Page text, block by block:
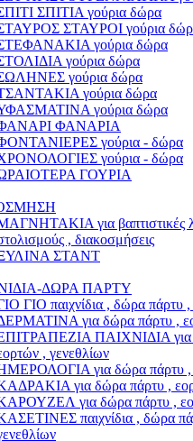
ΣΠΙΤΙΑ γούρια δώρα
ΣΤΑΥΡΟΙ γούρια
γούρια δώρα
γούρια δώρα
γούρια δώρα
γούρια δώρα
γούρια δώρα
ΦΑΝΑΡΙΑ
γούρια - δώρα
γούρια - δώρα
ΓΟΥΡΙΑ
για βαπτιστικές
, διακοσμήσεις
ΣΤΑΝΤ
ΔΩΡΑ ΠΑΡΤΥ
ΓΙΟ παιχνίδια , δώρα πάρτυ
για δώρα πάρτυ ,
ΠΑΙΧΝΙΔΙΑ για
, γενεθλίων
για δώρα πάρτυ ,
για δώρα πάρτυ ,
για δώρα πάρτυ ,
παιχνίδια , δώρα